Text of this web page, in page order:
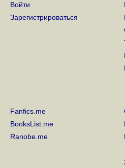
Войти
Зарегистрироваться
Fanfics.me
BooksList.me
Ranobe.me